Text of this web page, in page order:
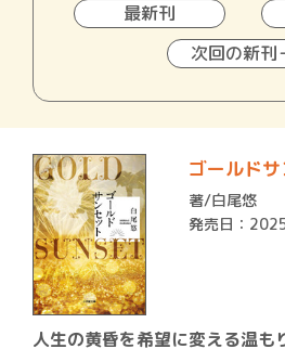
最新刊
次回の新
ゴールド
著/白尾悠
発売日：
人生の黄昏を希望に変える温も